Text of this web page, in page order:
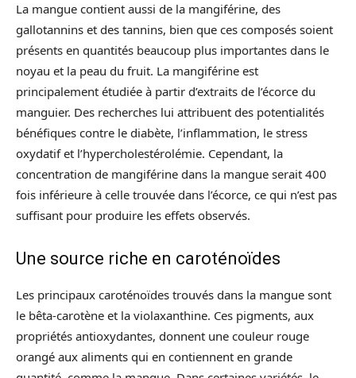
La mangue contient aussi de la mangiférine, des
gallotannins et des tannins, bien que ces composés soient
présents en quantités beaucoup plus importantes dans le
noyau et la peau du fruit. La mangiférine est
principalement étudiée à partir d’extraits de l’écorce du
manguier. Des recherches lui attribuent des potentialités
bénéfiques contre le diabète, l’inflammation, le stress
oxydatif et l’hypercholestérolémie. Cependant, la
concentration de mangiférine dans la mangue serait 400
fois inférieure à celle trouvée dans l’écorce, ce qui n’est pas
suffisant pour produire les effets observés.
Une source riche en caroténoïdes
Les principaux caroténoïdes trouvés dans la mangue sont
le bêta-carotène et la violaxanthine. Ces pigments, aux
propriétés antioxydantes, donnent une couleur rouge
orangé aux aliments qui en contiennent en grande